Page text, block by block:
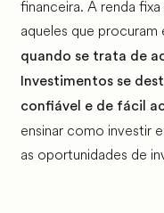
financeira. A renda
aqueles que
quando se trata de
Investimentos se
confiável e de fácil
ensinar como investir
as oportunidades de